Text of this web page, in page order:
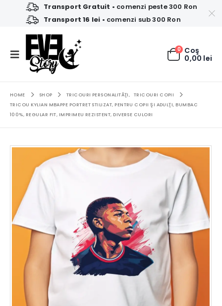
Transport Gratuit • comenzi peste 300 Ron
Transport 16 lei • comenzi sub 300 Ron
0 Coş
0,00 lei
HOME SHOP TRICOURI PERSONALITĂŢI,
TRICOURI COPII
TRICOU KYLIAN MBAPPE PORTRET STILIZAT, PENTRU COPII ŞI ADULŢI, BUMBAC
100%, REGULAR FIT, IMPRIMEU REZISTENT, DIVERSE CULORI